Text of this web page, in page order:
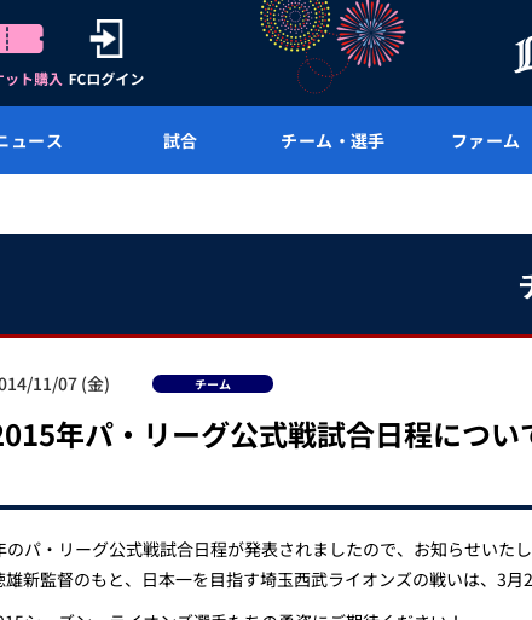
ュース 試合 チーム・選手 ファーム
11/07 (金) チーム
年パ・リーグ公式戦試合日程につい
のパ・リーグ公式戦試合日程が発表されましたので、お知らせいたし
雄新監督のもと、日本一を目指す埼玉西武ライオンズの戦いは、3